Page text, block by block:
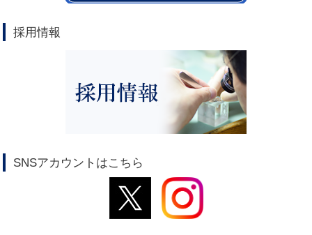
採用情報
SNSアカウントはこちら